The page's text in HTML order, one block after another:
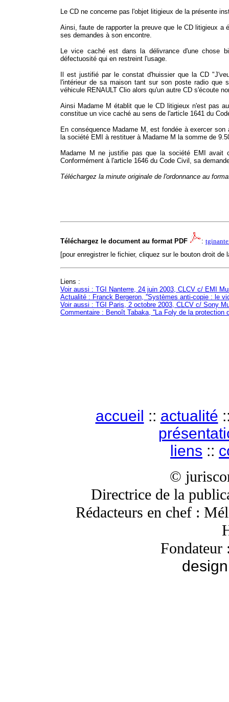
Le CD ne concerne pas l'objet litigieux de la présente
Ainsi, faute de rapporter la preuve que le CD litigieux a
ses demandes à son encontre.
Le vice caché est dans la délivrance d'une chose
défectuosité qui en restreint l'usage.
Il est justifié par le constat d'huissier que la CD
l'intérieur de sa maison tant sur son poste radio
véhicule RENAULT Clio alors qu'un autre CD s'écoute
Ainsi Madame M établit que le CD litigieux n'est pas
constitue un vice caché au sens de l'article 1641 du
En conséquence Madame M, est fondée à exercer
la société EMI à restituer à Madame M la somme de
Madame M ne justifie pas que la société EMI avait
Conformément à l'article 1646 du Code Civil, sa
Téléchargez la minute originale de l'ordonnance au
Téléchargez le document au format PDF :
[pour enregistrer le fichier, cliquez sur le bouton droit
Liens :
Voir aussi : TGI Nanterre, 24 juin 2003, CLCV c/ EMI
Actualité : Franck Bergeron, ''Systèmes anti-copie : le
Voir aussi : TGI Paris, 2 octobre 2003, CLCV c/ Sony
Commentaire : Benoît Tabaka, ''La Foly de la protection
accueil :: actualité
liens ::
©
Directrice de la
Rédacteurs en chef :
design